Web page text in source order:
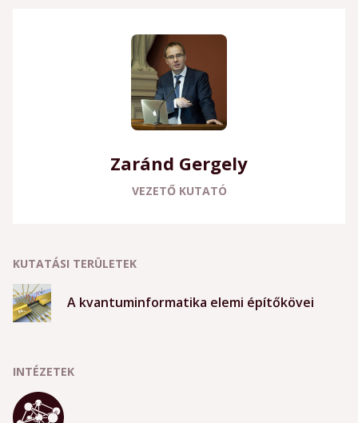
Zaránd Gergely
VEZETŐ KUTATÓ
KUTATÁSI TERÜLETEK
A kvantuminformatika elemi építőkövei
INTÉZETEK